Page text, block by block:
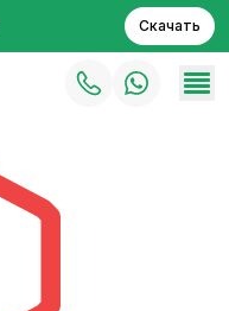
Скачать